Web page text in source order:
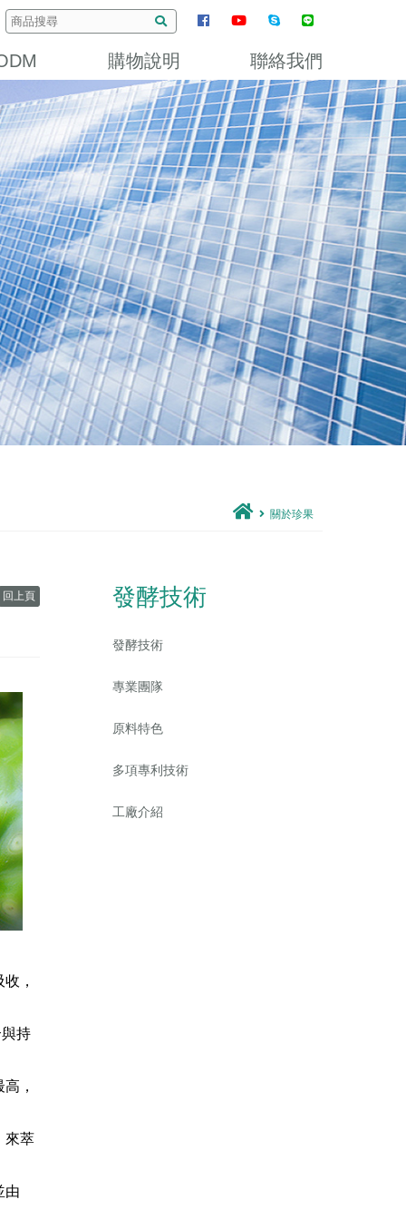
購物說明 聯絡我們
關於珍果
回上頁
，
持
，
來萃
由
發酵技術
發酵技術
專業團隊
原料特色
多項專利技術
工廠介紹